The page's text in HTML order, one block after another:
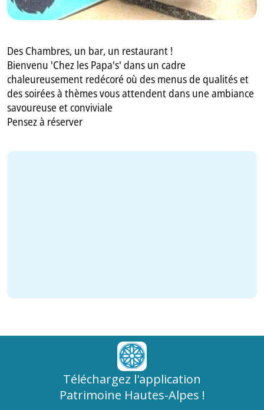
Des Chambres, un bar, un restaurant !
Bienvenu 'Chez les Papa's' dans un cadre
chaleureusement redécoré où des menus de qualités et
des soirées à thèmes vous attendent dans une ambiance
savoureuse et conviviale
Pensez à réserver
Téléchargez l'application
Patrimoine Hautes-Alpes !